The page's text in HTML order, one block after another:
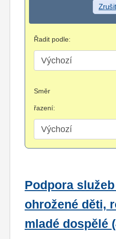
Řadit podle:
Směr
řazení:
Podpora
ohrožené děti,
mladé dospělé